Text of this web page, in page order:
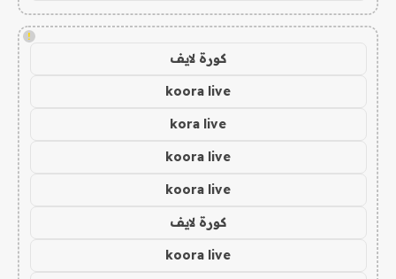
!
كورة لايف
koora live
kora live
koora live
koora live
كورة لايف
koora live